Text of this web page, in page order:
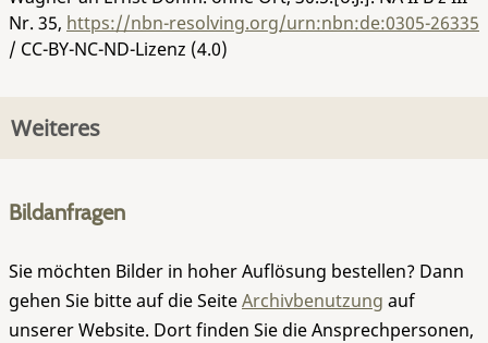
Nr. 35, https://nbn-resolving.org/urn:nbn:de:0305-26335
/ CC-BY-NC-ND-Lizenz (4.0)
Weiteres
Bildanfragen
Sie möchten Bilder in hoher Auflösung bestellen? Dann
gehen Sie bitte auf die SeiteArchivbenutzung auf
unserer Website. Dort finden Sie die Ansprechpersonen,